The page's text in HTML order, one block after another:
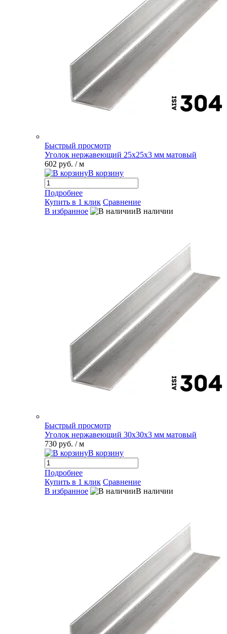
Быстрый просмотр
Уголок нержавеющий 25х25х3 мм матовый
602 руб. / м
В корзину
Подробнее
Купить в 1 клик Сравнение
В избранное
В наличии
Быстрый просмотр
Уголок нержавеющий 30х30х3 мм матовый
730 руб. / м
В корзину
Подробнее
Купить в 1 клик Сравнение
В избранное
В наличии